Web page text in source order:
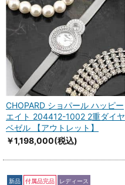
CHOPARD ショパール ハッピー
エイト 204412-1002 2重ダイヤ
ベゼル 【アウトレット】
￥1,198,000(税込)
新品 付属品完品 レディース